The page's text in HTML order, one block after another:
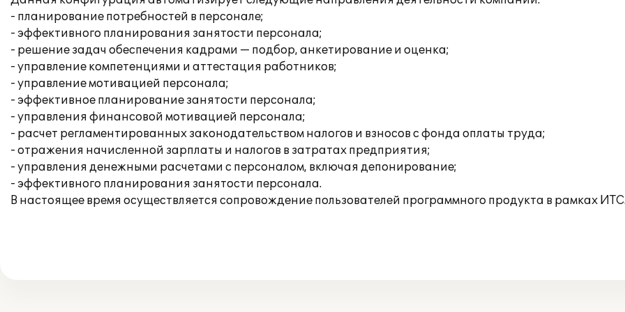
- планирование потребностей в персонале;
- эффективного планирования занятости персонала;
- решение задач обеспечения кадрами — подбор, анкетирование и оценка;
- управление компетенциями и аттестация работников;
- управление мотивацией персонала;
- эффективное планирование занятости персонала;
- управления финансовой мотивацией персонала;
- расчет регламентированных законодательством налогов и взносов с фонда оплаты труда;
- отражения начисленной зарплаты и налогов в затратах предприятия;
- управления денежными расчетами с персоналом, включая депонирование;
- эффективного планирования занятости персонала.
В настоящее время осуществляется сопровождение пользователей программного продукта в рамках